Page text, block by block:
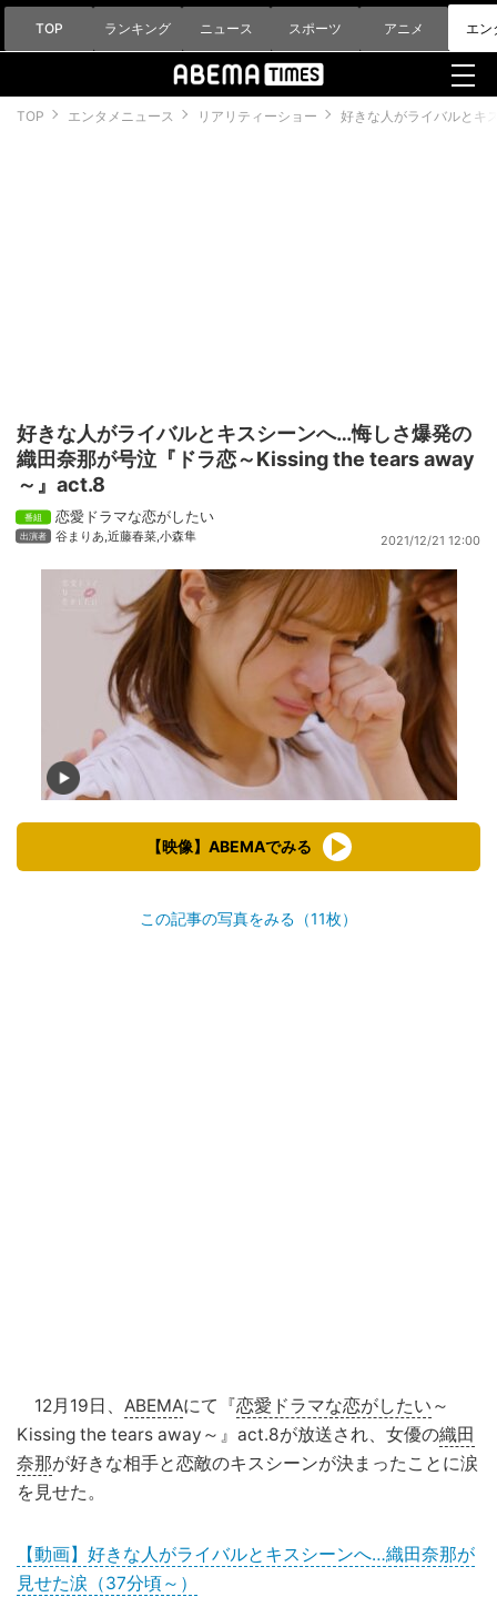
TOP ランキング ニュース スポーツ アニメ エン
TOP エンタメニュース リアリティーショー 好きな人がライバルとキ
好きな人がライバルとキスシーンへ…悔しさ爆発の
織田奈那が号泣『ドラ恋～Kissing the tears away
～』act.8
恋愛ドラマな恋がしたい
谷まりあ 近藤春菜 小森隼 2021/12/21 12:00
【映像】ABEMAでみる
この記事の写真をみる（11枚）
12月19日、 ABEMAにて『恋愛ドラマな恋がしたい ～
Kissing the tears away～』act.8が放送され、女優の織田
奈那が好きな相手と恋敵のキスシーンが決まったことに涙
を見せた。
【動画】好きな人がライバルとキスシーンへ…織田奈那が
見せた涙（37分頃～）